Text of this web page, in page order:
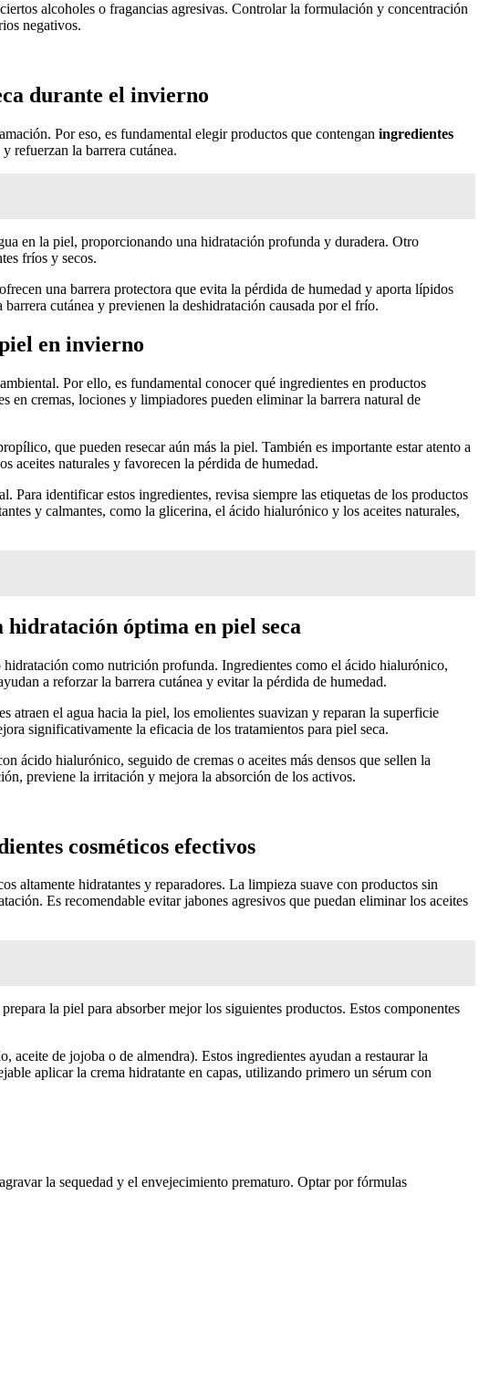
alcoholes o fragancias agresivas. Controlar la formulación y concentración
negativos.
durante el invierno
Por eso, es fundamental elegir productos que contengan ingredientes
refuerzan la barrera cutánea.
en la piel, proporcionando una hidratación profunda y duradera. Otro
fríos y secos.
una barrera protectora que evita la pérdida de humedad y aporta lípidos
barrera cutánea y previenen la deshidratación causada por el frío.
en invierno
Por ello, es fundamental conocer qué ingredientes en productos
en cremas, lociones y limpiadores pueden eliminar la barrera natural de
que pueden resecar aún más la piel. También es importante estar atento a
aceites naturales y favorecen la pérdida de humedad.
Para identificar estos ingredientes, revisa siempre las etiquetas de los productos
y calmantes, como la glicerina, el ácido hialurónico y los aceites naturales,
hidratación óptima en piel seca
como nutrición profunda. Ingredientes como el ácido hialurónico,
a reforzar la barrera cutánea y evitar la pérdida de humedad.
atraen el agua hacia la piel, los emolientes suavizan y reparan la superficie
significativamente la eficacia de los tratamientos para piel seca.
ácido hialurónico, seguido de cremas o aceites más densos que sellen la
previene la irritación y mejora la absorción de los activos.
cosméticos efectivos
altamente hidratantes y reparadores. La limpieza suave con productos sin
Es recomendable evitar jabones agresivos que puedan eliminar los aceites
la piel para absorber mejor los siguientes productos. Estos componentes
aceite de jojoba o de almendra). Estos ingredientes ayudan a restaurar la
aplicar la crema hidratante en capas, utilizando primero un sérum con
la sequedad y el envejecimiento prematuro. Optar por fórmulas